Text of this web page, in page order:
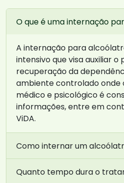
O que é uma internação
A internação para
intensivo que visa auxiliar o
recuperação da
ambiente controlado
médico e psicológico é
informações, entre em
ViDA.
Como internar um
Quanto tempo dura o